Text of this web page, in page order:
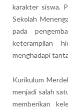
karakter siswa.
Sekolah
pada
keterampilan
menghadapi
Kurikulum
menjadi salah
memberikan